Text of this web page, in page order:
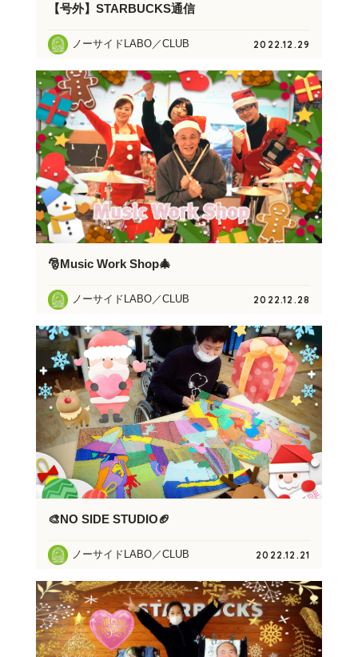
【号外】STARBUCKS通信
ノーサイドLABO／CLUB 2022.12.29
🎅Music Work Shop🎄
ノーサイドLABO／CLUB 2022.12.28
🎨NO SIDE STUDIO🏈
ノーサイドLABO／CLUB 2022.12.21